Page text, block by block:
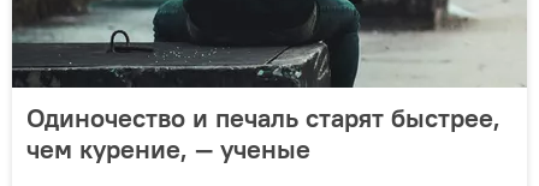
Одиночество и печаль старят быстрее,
чем курение, — ученые